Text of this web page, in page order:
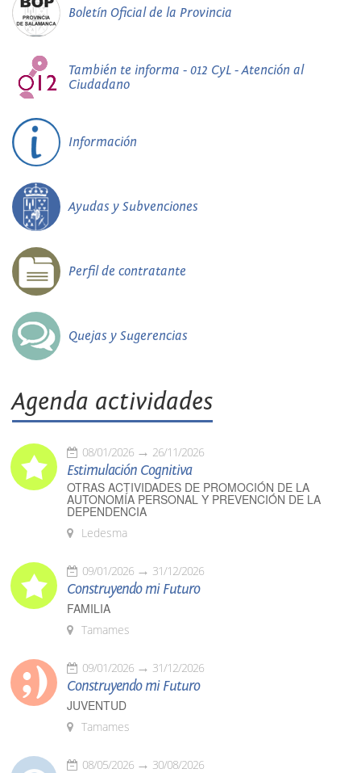
Boletín Oficial de la Provincia
También te informa - 012 CyL - Atención al
Ciudadano
Información
Ayudas y Subvenciones
Perfil de contratante
Quejas y Sugerencias
Agenda actividades
08/01/2026 26/11/2026
Estimulación Cognitiva
OTRAS ACTIVIDADES DE PROMOCIÓN DE LA
AUTONOMÍA PERSONAL Y PREVENCIÓN DE LA
DEPENDENCIA
Ledesma
09/01/2026 31/12/2026
Construyendo mi Futuro
FAMILIA
Tamames
09/01/2026 31/12/2026
Construyendo mi Futuro
JUVENTUD
Tamames
08/05/2026 30/08/2026